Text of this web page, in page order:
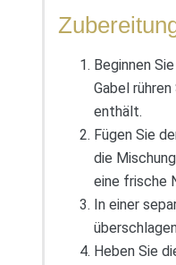
Beginnen
Gabel
enthält.
Fügen Sie
die
eine frische
In einer
Heben Sie